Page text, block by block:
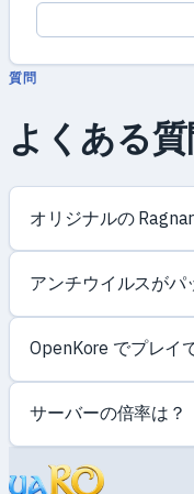
質問
よくある
オリジナルの
アンチウイルスがパ
OpenKore でプレイ
サーバーの倍率は？